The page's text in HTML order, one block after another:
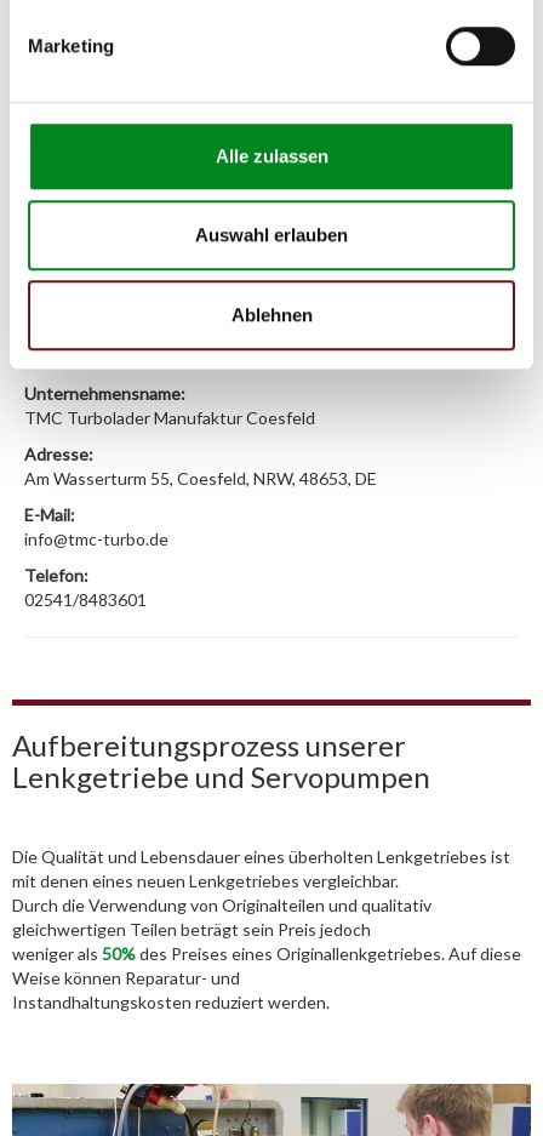
Marketing
Alle zulassen
Auswahl erlauben
Ablehnen
Wir benötigen folgende Fahrzeugdaten:
Schlüsselnummerzu 2
(2.1) und zu 3 (2.2) oder
Passendes Fahrzeug nicht dabei?
Hersteller/EU Verantwortliche
Hersteller
Unternehmensname:
TMC Turbolader Manufaktur Coesfeld
Adresse:
Am Wasserturm 55, Coesfeld, NRW, 48653, DE
E-Mail:
info@tmc-turbo.de
Telefon:
02541/8483601
Aufbereitungsprozess unserer
Lenkgetriebe und Servopumpen
Die Qualität und Lebensdauer eines überholten Lenkgetriebes ist
mit denen eines neuen Lenkgetriebes vergleichbar.
Durch die Verwendung von Originalteilen und qualitativ
gleichwertigen Teilen beträgt sein Preis jedoch
weniger als 50%des Preises eines Originallenkgetriebes. Auf diese
Weise können Reparatur- und
Instandhaltungskosten reduziert werden.